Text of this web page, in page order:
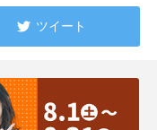
ツイート